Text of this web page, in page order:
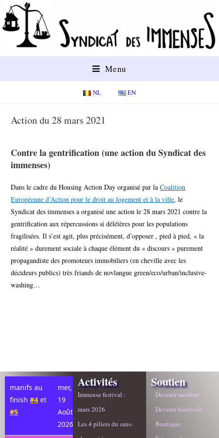
Menu
NL EN
Action du 28 mars 2021
Contre la gentrification (une action du Syndicat des
immenses)
Dans le cadre du Housing Action Day organisé par laCoalition
Européenne d’Action pour le droit au logement et à la ville, le
Syndicat des immenses a organisé une action le 28 mars 2021 contre la
gentrification aux répercussions si délétères pour les populations
fragilisées. Il s’est agit, plus précisément, d’opposer , pied à pied, « la
réalité » durement sociale à chaque élément du « discours » purement
propagandiste des promoteurs immobiliers (en cheville avec les
décideurs publics) très friands de novlangue green/eco/urban/inclusive-
washing…
manifs au
finish #4 et
#5
mer,
19
Août
2026
Activités
Immense festival :
mars 2026
Les 4 piliers du sans-
Soutien
Devenir membre
Devenir bénévole
Boutique